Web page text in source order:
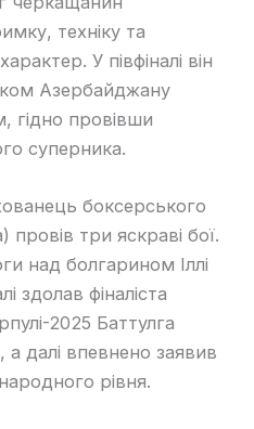
техніку та
У півфіналі він
Азербайджану
гідно провівши
суперника.
боксерського
три яскраві бої.
над болгарином Іллі
здолав фіналіста
2025 Баттулга
а далі впевнено заявив
рівня.